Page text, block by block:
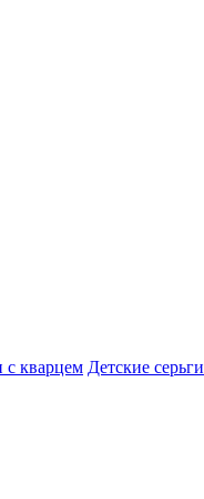
с кварцем Детские серьги